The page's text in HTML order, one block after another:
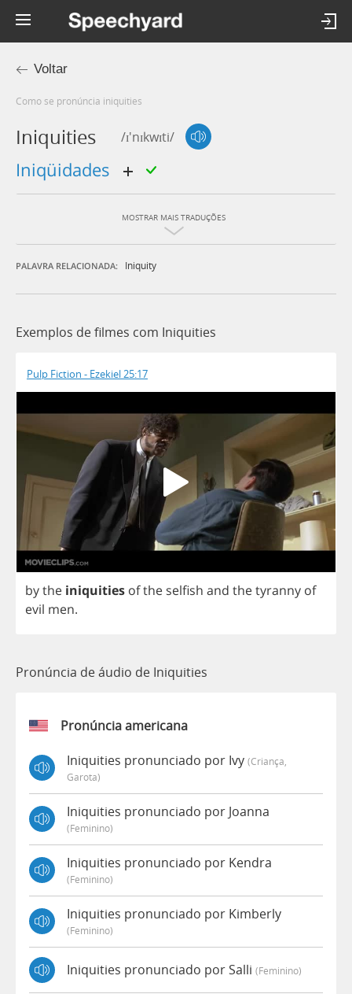
Voltar
Como se pronúncia iniquities
Iniquities /ɪ'nɪkwɪti/
iniqüidades
MOSTRAR MAIS TRADUÇÕES
PALAVRA RELACIONADA: Iniquity
Exemplos de filmes com Iniquities
Pulp Fiction - Ezekiel 25:17
bythe iniquities ofthe selfish and thetyranny of
evil men.
Pronúncia de áudio de Iniquities
Pronúncia americana
Iniquities pronunciado por Ivy (criança,
Garota)
Iniquities pronunciado por Joanna
(feminino)
Iniquities pronunciado por Kendra
(feminino)
Iniquities pronunciado por Kimberly
(feminino)
Iniquities pronunciado por Salli (feminino)